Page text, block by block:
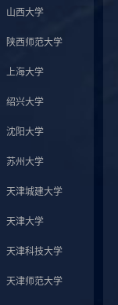
山西大学
陕西师范大学
上海大学
绍兴大学
沈阳大学
苏州大学
天津城建大学
天津大学
天津科技大学
天津师范大学